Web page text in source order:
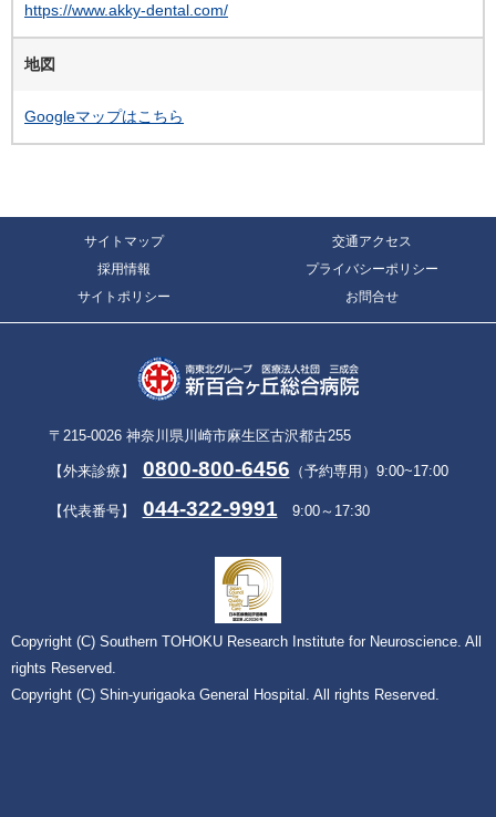
https://www.akky-dental.com/
地図
Googleマップはこちら
サイトマップ 交通アクセス
採用情報 プライバシーポリシー
サイトポリシー お問合せ
〒215-0026 神奈川県川崎市麻生区古沢都古255
【外来診療】 0800-800-6456 （予約専用）9:00~17:00
【代表番号】 044-322-9991 9:00～17:30
Copyright (C) Southern TOHOKU Research Institute for Neuroscience. All
rights Reserved.
Copyright (C) Shin-yurigaoka General Hospital. All rights Reserved.